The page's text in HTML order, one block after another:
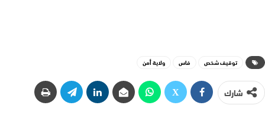
توقيف شخص فاس ولاية أمن
شارك